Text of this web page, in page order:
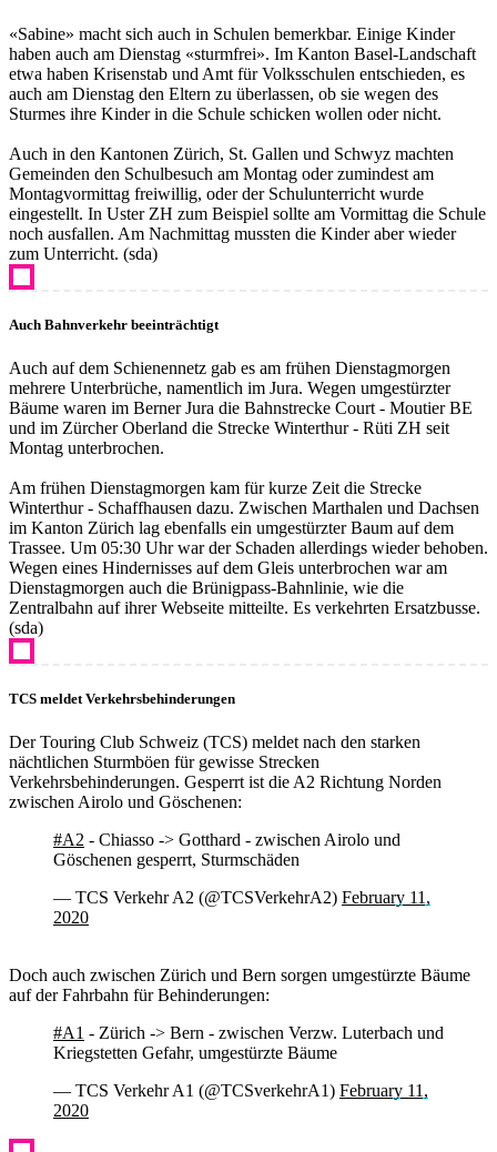
«Sabine» macht sich auch in Schulen bemerkbar. Einige Kinder
haben auch am Dienstag «sturmfrei». Im Kanton Basel-Landschaft
etwa haben Krisenstab und Amt für Volksschulen entschieden, es
auch am Dienstag den Eltern zu überlassen, ob sie wegen des
Sturmes ihre Kinder in die Schule schicken wollen oder nicht.
Auch in den Kantonen Zürich, St. Gallen und Schwyz machten
Gemeinden den Schulbesuch am Montag oder zumindest am
Montagvormittag freiwillig, oder der Schulunterricht wurde
eingestellt. In Uster ZH zum Beispiel sollte am Vormittag die Schule
noch ausfallen. Am Nachmittag mussten die Kinder aber wieder
zum Unterricht. (sda)
Auch Bahnverkehr beeinträchtigt
Auch auf dem Schienennetz gab es am frühen Dienstagmorgen
mehrere Unterbrüche, namentlich im Jura. Wegen umgestürzter
Bäume waren im Berner Jura die Bahnstrecke Court - Moutier BE
und im Zürcher Oberland die Strecke Winterthur - Rüti ZH seit
Montag unterbrochen.
Am frühen Dienstagmorgen kam für kurze Zeit die Strecke
Winterthur - Schaffhausen dazu. Zwischen Marthalen und Dachsen
im Kanton Zürich lag ebenfalls ein umgestürzter Baum auf dem
Trassee. Um 05:30 Uhr war der Schaden allerdings wieder behoben.
Wegen eines Hindernisses auf dem Gleis unterbrochen war am
Dienstagmorgen auch die Brünigpass-Bahnlinie, wie die
Zentralbahn auf ihrer Webseite mitteilte. Es verkehrten Ersatzbusse.
(sda)
TCS meldet Verkehrsbehinderungen
Der Touring Club Schweiz (TCS) meldet nach den starken
nächtlichen Sturmböen für gewisse Strecken
Verkehrsbehinderungen. Gesperrt ist die A2 Richtung Norden
zwischen Airolo und Göschenen:
#A2 - Chiasso -> Gotthard - zwischen Airolo und
Göschenen gesperrt, Sturmschäden
— TCS Verkehr A2 (@TCSVerkehrA2) February 11,
2020
Doch auch zwischen Zürich und Bern sorgen umgestürzte Bäume
auf der Fahrbahn für Behinderungen:
#A1 - Zürich -> Bern - zwischen Verzw. Luterbach und
Kriegstetten Gefahr, umgestürzte Bäume
— TCS Verkehr A1 (@TCSverkehrA1) February 11,
2020